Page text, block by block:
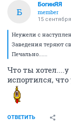
Б
БогинЯЯ
member
15
Неужели с
Заведения теряют
Печально......
Что ты
испортился,
ОТВЕТИТЬ